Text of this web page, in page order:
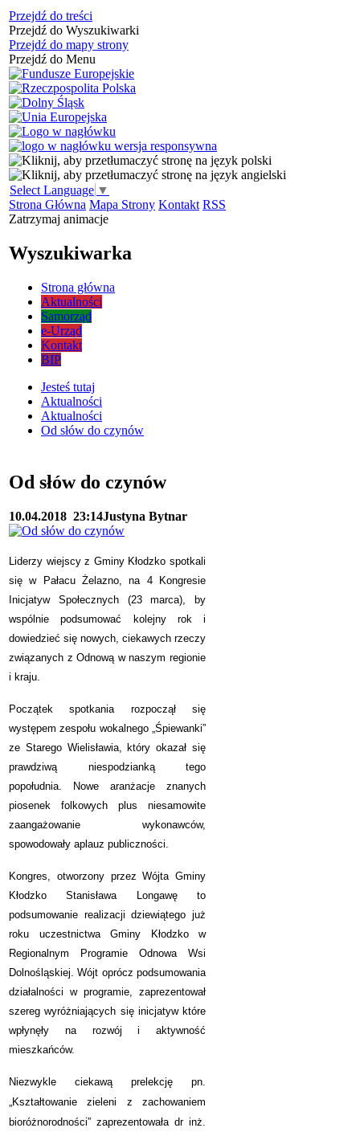
Przejdź do treści
Przejdź do Wyszukiwarki
Przejdź do mapy strony
Przejdź do Menu
Select Language ▼
Strona Główna Mapa Strony Kontakt RSS
Zatrzymaj animacje
Wyszukiwarka
Strona główna
Aktualności
Samorząd
e-Urząd
Kontakt
BIP
Jesteś tutaj
Aktualności
Aktualności
Od słów do czynów
Od słów do czynów
10.04.2018 23:14Justyna Bytnar
Liderzy wiejscy z Gminy Kłodzko spotkali
się w Pałacu Żelazno, na 4 Kongresie
Inicjatyw Społecznych (23 marca), by
wspólnie podsumować kolejny rok i
dowiedzieć się nowych, ciekawych rzeczy
związanych z Odnową w naszym regionie
i kraju.
Początek spotkania rozpoczął się
występem zespołu wokalnego „Śpiewanki”
ze Starego Wielisławia, który okazał się
prawdziwą niespodzianką tego
popołudnia. Nowe aranżacje znanych
piosenek folkowych plus niesamowite
zaangażowanie wykonawców,
spowodowały aplauz publiczności.
Kongres, otworzony przez Wójta Gminy
Kłodzko Stanisława Longawę to
podsumowanie realizacji dziewiątego już
roku uczestnictwa Gminy Kłodzko w
Regionalnym Programie Odnowa Wsi
Dolnośląskiej. Wójt oprócz podsumowania
działalności w programie, zaprezentował
szereg wyróżniających się inicjatyw które
wpłynęły na rozwój i aktywność
mieszkańców.
Niezwykle ciekawą prelekcję pn.
Kształtowanie zieleni z zachowaniem
bioróżnorodności” zaprezentowała dr inż.